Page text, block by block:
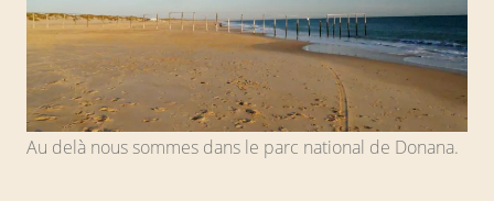
Au delà nous sommes dans le parc national de Donana.